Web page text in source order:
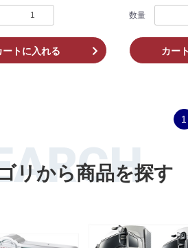
ートに入れる
数量
カー
1
リから商品を探す